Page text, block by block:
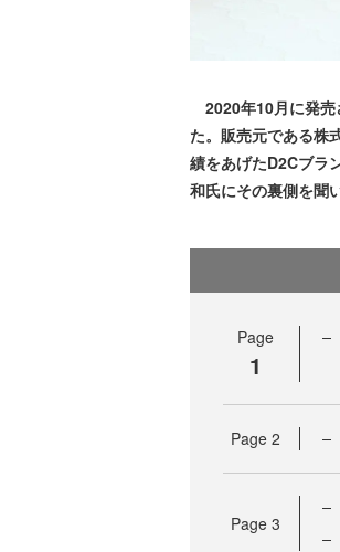
2020年10月に発売
た。販売元である株
績をあげたD2Cブラ
和氏にその裏側を聞
Page
1
Page 2
Page 3